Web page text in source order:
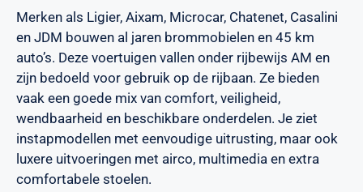
Merken als Ligier, Aixam, Microcar, Chatenet, Casalini
en JDM bouwen al jaren brommobielen en 45 km
auto’s. Deze voertuigen vallen onder rijbewijs AM en
zijn bedoeld voor gebruik op de rijbaan. Ze bieden
vaak een goede mix van comfort, veiligheid,
wendbaarheid en beschikbare onderdelen. Je ziet
instapmodellen met eenvoudige uitrusting, maar ook
luxere uitvoeringen met airco, multimedia en extra
comfortabele stoelen.